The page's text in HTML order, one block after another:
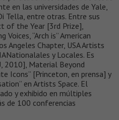
en las universidades de Yale,
Tella, entre otras. Entre sus
of the Year [3rd Prize],
Voices, “Arch is” American
Angeles Chapter, USA Artists
y Locales. Es
2010], Material Beyond
Icons” [Princeton, en prensa] y
en Artists Space. El
y exhibido en múltiples
de 100 conferencias